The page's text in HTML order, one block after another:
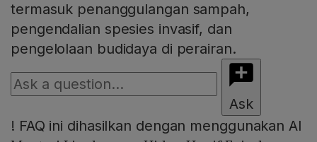
termasuk penanggulangan sampah,
pengendalian spesies invasif, dan
pengelolaan budidaya di perairan.
Ask
! FAQ ini dihasilkan dengan menggunakan AI